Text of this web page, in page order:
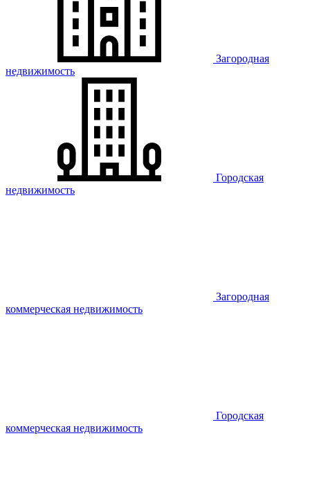
Загородная
недвижимость
Городская
недвижимость
Загородная
коммерческая недвижимость
Городская
коммерческая недвижимость